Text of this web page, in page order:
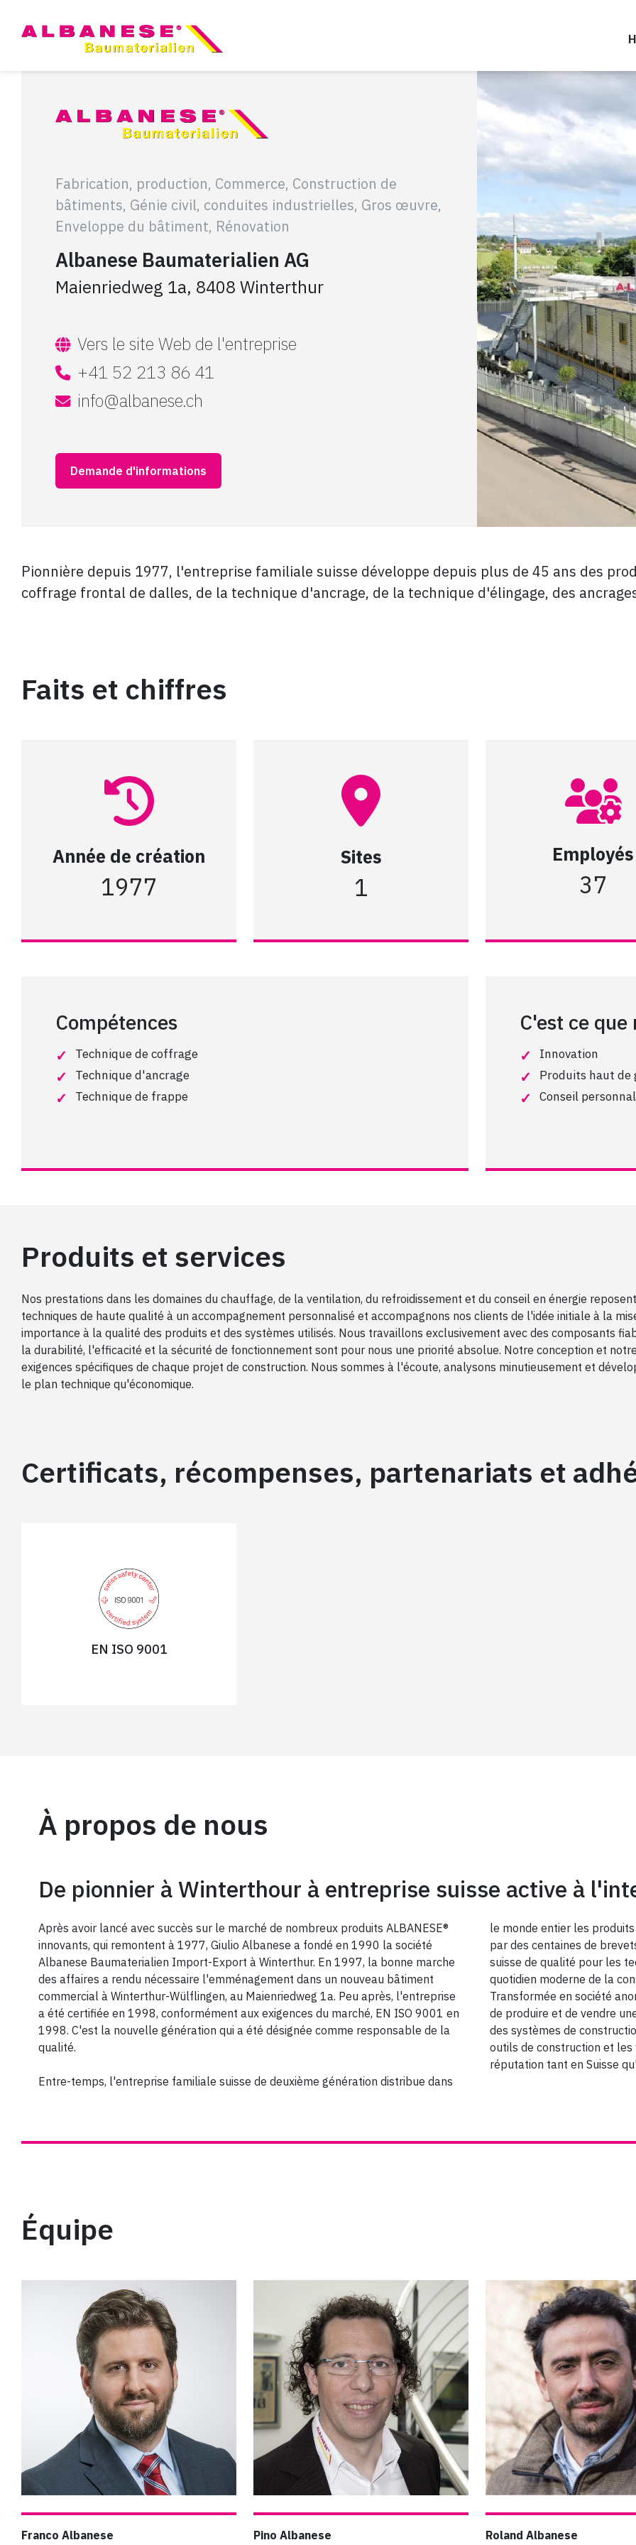
Fabrication, production, Commerce, Construction de
bâtiments, Génie civil, conduites industrielles, Gros œuvre,
Enveloppe du bâtiment, Rénovation
Albanese Baumaterialien AG
Maienriedweg 1a, 8408 Winterthur
Vers le site Web de l'entreprise
+41 52 213 86 41
info@albanese.ch
Demande d'informations
Pionnière depuis 1977, l'entreprise familiale suisse développe depuis plus de 45 ans des
coffrage frontal de dalles, de la technique d'ancrage, de la technique d'élingage, des
Faits et chiffres
Année de création
1977
Sites
1
Employés
37
Compétences
Technique de coffrage
Technique d'ancrage
Technique de frappe
C'est ce
Innovation
Produits haut de
Conseil
Produits et services
Nos prestations dans les domaines du chauffage, de la ventilation, du refroidissement et du conseil en énergie
techniques de haute qualité à un accompagnement personnalisé et accompagnons nos clients de l'idée initiale à la
importance à la qualité des produits et des systèmes utilisés. Nous travaillons exclusivement avec des composants
la durabilité, l'efficacité et la sécurité de fonctionnement sont pour nous une priorité absolue. Notre conception et
exigences spécifiques de chaque projet de construction. Nous sommes à l'écoute, analysons minutieusement et
le plan technique qu'économique.
Certificats, récompenses, partenariats et
EN ISO 9001
À propos de nous
De pionnier à Winterthour à entreprise suisse active à
Après avoir lancé avec succès sur le marché de nombreux produits ALBANESE®
innovants, qui remontent à 1977, Giulio Albanese a fondé en 1990 la société
Albanese Baumaterialien Import-Export à Winterthur. En 1997, la bonne marche
des affaires a rendu nécessaire l'emménagement dans un nouveau bâtiment
commercial à Winterthur-Wülflingen, au Maienriedweg 1a. Peu après, l'entreprise
a été certifiée en 1998, conformément aux exigences du marché, EN ISO 9001 en
1998. C'est la nouvelle génération qui a été désignée comme responsable de la
qualité.
Entre-temps, l'entreprise familiale suisse de deuxième génération distribue dans
le monde entier les
par des centaines de
suisse de qualité pour les
quotidien moderne de la
Transformée en société
de produire et de vendre
des systèmes de
outils de construction et
réputation tant en Suisse
Équipe
Franco Albanese Pino Albanese Roland Albanese